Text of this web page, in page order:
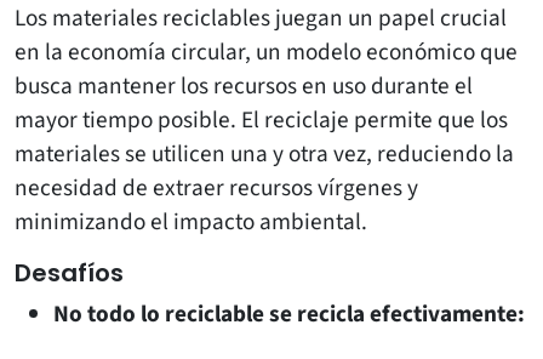
Los materiales reciclables juegan un papel crucial
en la economía circular, un modelo económico que
busca mantener los recursos en uso durante el
mayor tiempo posible. El reciclaje permite que los
materiales se utilicen una y otra vez, reduciendo la
necesidad de extraer recursos vírgenes y
minimizando el impacto ambiental.
Desafíos
No todo lo reciclable se recicla efectivamente: